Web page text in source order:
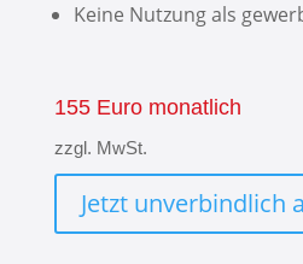
Keine Nutzung als
155 Euro monatlich
zzgl. MwSt.
Jetzt unverbindlich